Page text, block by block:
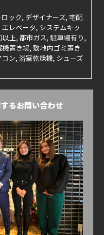
ック, デザイナーズ, 宅配
レベータ, システムキッ
上, 都市ガス, 駐車場有り,
置き場, 敷地内ゴミ置き
ン, 浴室乾燥機, シューズ
るお問い合わせ